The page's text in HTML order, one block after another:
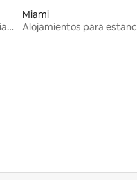
Alojamientos para estancias largas
Miami